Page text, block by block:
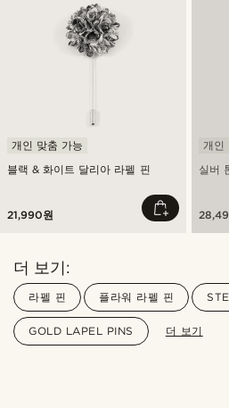
블랙 & 화이트 달리아 라펠 핀
개인 맞춤 가능
21,990원
실버
개인
더 보기:
라펠 핀 플라워 라펠 핀
GOLD LAPEL PINS 더 보기